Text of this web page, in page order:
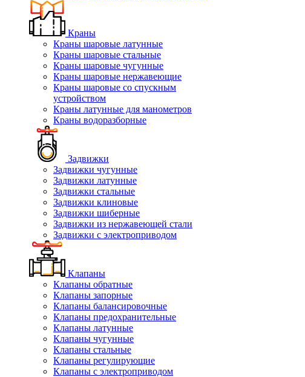
Краны
Краны шаровые латунные
Краны шаровые стальные
Краны шаровые чугунные
Краны шаровые нержавеющие
Краны шаровые со спускным
устройством
Краны латунные для манометров
Краны водоразборные
Задвижки
Задвижки чугунные
Задвижки латунные
Задвижки стальные
Задвижки клиновые
Задвижки шиберные
Задвижки из нержавеющей стали
Задвижки с электроприводом
Клапаны
Клапаны обратные
Клапаны запорные
Клапаны балансировочные
Клапаны предохранительные
Клапаны латунные
Клапаны чугунные
Клапаны стальные
Клапаны регулирующие
Клапаны с электроприводом